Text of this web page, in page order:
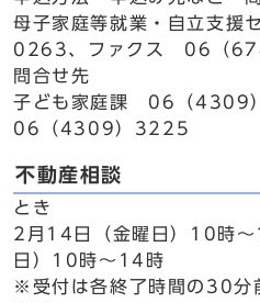
母子家庭等就業・自立支
0263、ファクス 06（
問合せ先
子ども家庭課 06（4309
06（4309）3225
不動産相談
とき
2月14日（金曜日）10時
日）10時～14時
※受付は各終了時間の30分